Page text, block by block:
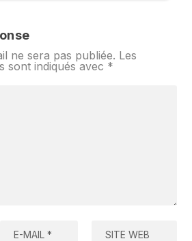
ne sera pas publiée. Les
sont indiqués avec *